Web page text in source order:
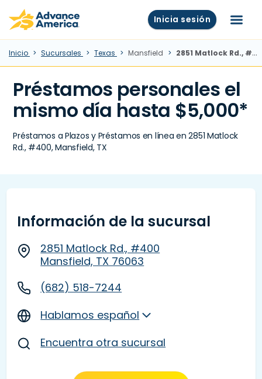
Skip to main content
Advance America home Inicia sesión Menú
Inicio Sucursales Texas Mansfield 2851 Matlock Rd., #400, Mansfield, TX
Préstamos personales el
mismo día hasta $5,000*
Préstamos a Plazos y Préstamos en línea en 2851 Matlock
Rd., #400, Mansfield, TX
Información de la sucursal
2851 Matlock Rd., #400
Mansfield, TX 76063
(682) 518-7244
Hablamos español
Encuentra otra sucursal